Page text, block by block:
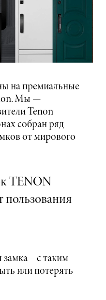
на премиальные
Мы —
Tenon
собран ряд
от мирового
TENON
– с таким
или потерять